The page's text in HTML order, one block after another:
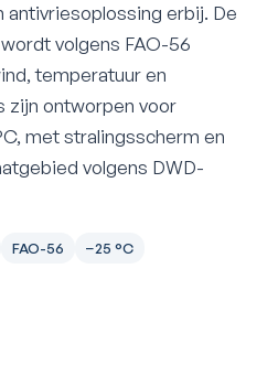
erbij. De
volgens FAO-56
temperatuur en
zijn ontworpen voor
met stralingsscherm en
volgens DWD-
FAO-56 −25 °C